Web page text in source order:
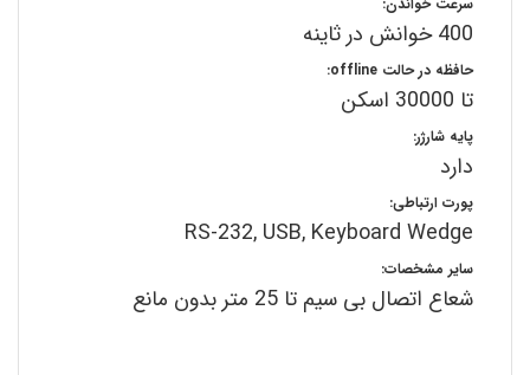
400 خوانش در ثاینه
حافظه در حالت offline:
تا 30000 اسکن
پایه شارژر:
دارد
پورت ارتباطی:
RS-232, USB, Keyboard Wedge
سایر مشخصات:
شعاع اتصال بی سیم تا 25 متر بدون مانع